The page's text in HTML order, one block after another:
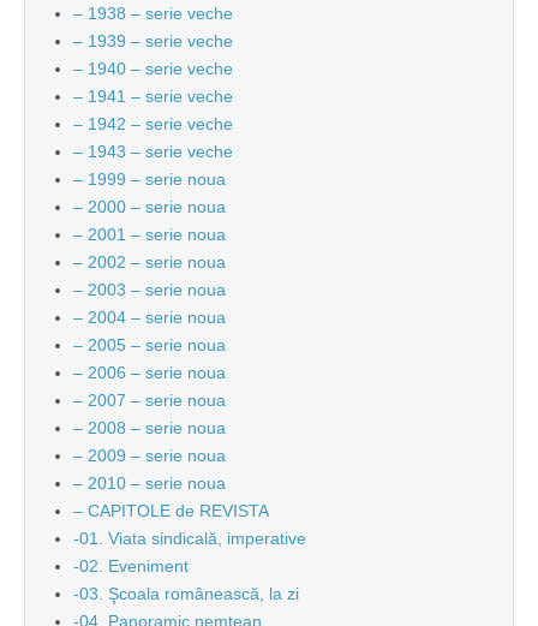
– 1938 – serie veche
– 1939 – serie veche
– 1940 – serie veche
– 1941 – serie veche
– 1942 – serie veche
– 1943 – serie veche
– 1999 – serie noua
– 2000 – serie noua
– 2001 – serie noua
– 2002 – serie noua
– 2003 – serie noua
– 2004 – serie noua
– 2005 – serie noua
– 2006 – serie noua
– 2007 – serie noua
– 2008 – serie noua
– 2009 – serie noua
– 2010 – serie noua
– CAPITOLE de REVISTA
-01. Viata sindicală, imperative
-02. Eveniment
-03. Şcoala românească, la zi
-04. Panoramic nemțean